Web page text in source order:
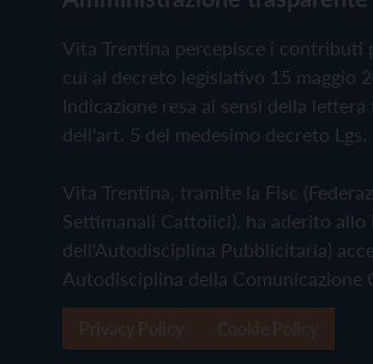
Vita Trentina percepisce i
cui al decreto legislativo 15 maggio
Indicazione resa ai sensi della lettera
dell'art. 5 del medesimo decreto Lgs.
Vita Trentina, tramite la Fisc
Settimanali Cattolici), ha aderito allo
dell'Autodisciplina Pubblicitaria)
Autodisciplina della Comunicazione